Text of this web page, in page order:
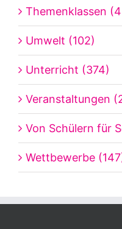
Themenklassen
Umwelt (102)
Unterricht (374)
Veranstaltungen
Von Schülern für
Wettbewerbe